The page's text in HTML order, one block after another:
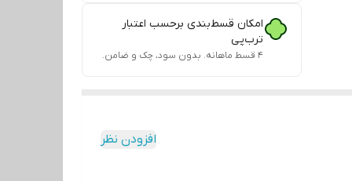
امکان قسط‌بندی برحسب اعتبار
ترب‌پی
۴ قسط ماهانه. بدون سود، چک و ضامن.
افزودن نظر